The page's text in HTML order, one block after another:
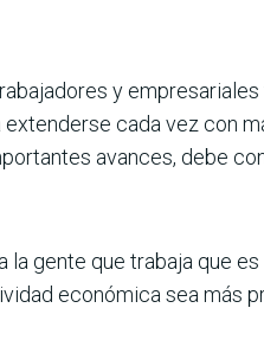
y
cada vez con
avances, debe
gente que trabaja que
económica sea más